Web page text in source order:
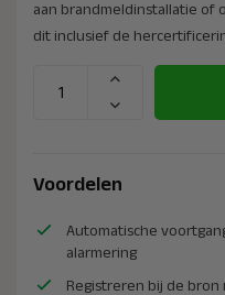
aan brandmeldinsta­llatie of
dit inclusief de
Voordelen
Automatische
alarmering
Registreren bij de bron